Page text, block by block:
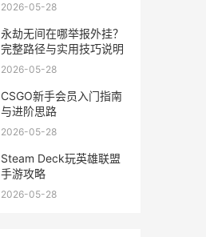
2026-05-28
永劫无间在哪举报外挂？
完整路径与实用技巧说明
2026-05-28
CSGO新手会员入门指南
与进阶思路
2026-05-28
Steam Deck玩英雄联盟
手游攻略
2026-05-28